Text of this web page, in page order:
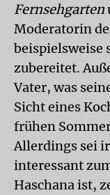
Fernsehgarten
Moderatorin
beispielsweise
zubereitet.
Vater, was
Sicht eines
frühen
Allerdings sei
interessant
Haschana ist,